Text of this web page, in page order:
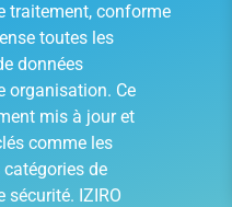
traitement, conforme
toutes les
données
organisation. Ce
mis à jour et
comme les
de
sécurité. IZIRO